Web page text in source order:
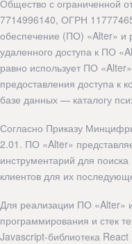
Общество с ограниченной
7714996140, ОГРН
обеспечение (ПО) «Alter» и
удаленного доступа к ПО
равно использует ПО
предоставления доступа к
базе данных — каталогу
Согласно Приказу
2.01. ПО «Alter»
инструментарий для
клиентов для их
Для реализации ПО «Alter»
программирования и стек
Javascript-библиотека